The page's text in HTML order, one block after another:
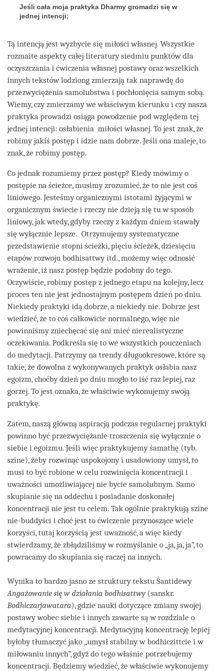
Jeśli cała moja praktyka Dharmy gromadzi się w
jednej intencji;
Tą intencją jest wyzbycie się miłości własnej. Wszystkie
rozmaite aspekty całej literatury siedmiu punktów dla
oczyszczania i ćwiczenia własnej postawy oraz wszelkich
innych tekstów lodziong zmierzają tak naprawdę do
przezwyciężenia samolubstwa i pochłonięcia samym sobą.
Wiemy, czy zmierzamy we właściwym kierunku i czy nasza
praktyka prowadzi osiąga powodzenie pod względem tej
jednej intencji: osłabienia miłości własnej. To jest znak, że
robimy jakiś postęp i idzie nam dobrze. Jeśli ona maleje, to
znak, że robimy postęp.
Co jednak rozumiemy przez postęp? Kiedy mówimy o
postępie na ścieżce, musimy zrozumieć, że to nie jest coś
liniowego. Jesteśmy organicznymi istotami żyjącymi w
organicznym świecie i rzeczy nie dzieją się tu w sposób
liniowy, jak wtedy, gdyby rzeczy z każdym dniem stawały
się wyłącznie lepsze. Otrzymujemy systematyczne
przedstawienie stopni ścieżki, pięciu ścieżek, dziesięciu
etapów rozwoju bodhisattwy itd., możemy więc odnosić
wrażenie, iż nasz postęp będzie podobny do tego.
Oczywiście, robimy postęp z jednego etapu na kolejny, lecz
proces ten nie jest jednostajnym postępem dzień po dniu.
Niekiedy praktyki idą dobrze, a niekiedy nie. Dobrze jest
wiedzieć, że to coś całkowicie normalnego, więc nie
powinniśmy zniechęcać się ani mieć nierealistyczne
oczekiwania. Podkreśla się to we wszystkich pouczeniach
do medytacji. Patrzymy na trendy długookresowe, które są
takie, że dowolna z wykonywanych praktyk osłabia nasz
egoizm, choćby dzień po dniu mogło to iść raz lepiej, raz
gorzej. To jest oznaka, że właściwie wykonujemy swoją
praktykę.
Zatem, naszą główną aspiracją podczas regularnej praktyki
powinno być przezwyciężanie troszczenia się wyłącznie o
siebie i egoizmu. Jeśli więc praktykujemy śamathę (tyb.
szine), żeby rozwinąć uspokojony i usadowiony umysł, to
musi to być robione w celu rozwinięcia koncentracji i
uważności umożliwiającej nie bycie samolubnym. Samo
skupianie się na oddechu i posiadanie doskonałej
koncentracji nie jest tu celem. Tak ogólnie praktykują szine
nie-buddyści i choć jest to ćwiczenie przynoszące wiele
korzyści, tutaj korzyścią jest uważność, a więc kiedy
stwierdzamy, że zbłądziliśmy w rozmyślanie o „ja, ja, ja”, to
powracamy do skupiania się raczej na innych.
Wynika to bardzo jasno ze struktury tekstu Śantidewy
Angażowanie się w działania bodhisattwy(sanskr.
Bodhiczarjawatara), gdzie nauki dotyczące zmiany swojej
postawy wobec siebie i innych zawarte są w rozdziale o
medytacyjnej koncentracji. Medytacyjną koncentrację lepiej
byłoby tłumaczyć jako „umysł stabilny w bodhiczittcie i w
miłowaniu innych”, gdyż do tego właśnie potrzebujemy
koncentracji. Będziemy wiedzieć, że właściwie wykonujemy